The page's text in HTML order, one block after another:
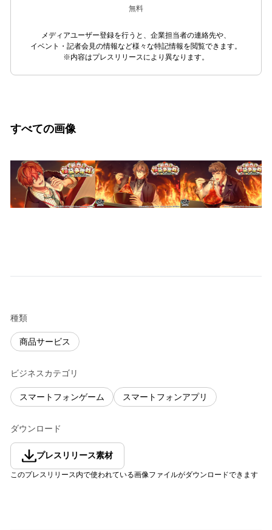
無料
メディアユーザー登録を行うと、企業担当者の連絡先や、
イベント・記者会見の情報など様々な特記情報を閲覧できます。
※内容はプレスリリースにより異なります。
すべての画像
種類
商品サービス
ビジネスカテゴリ
スマートフォンゲーム スマートフォンアプリ
ダウンロード
プレスリリース素材
このプレスリリース内で使われている画像ファイルがダウンロードできます